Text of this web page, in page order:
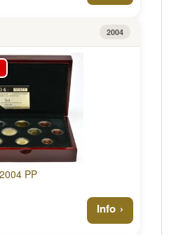
2004
PP
Info